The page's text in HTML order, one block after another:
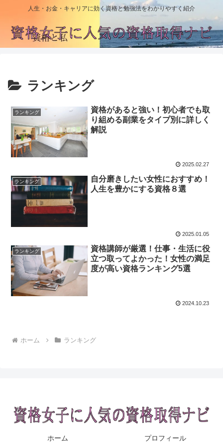
人生・お金・キャリアに効く資格と勉強法をわかりやすく紹介
ランキング
ランキング
資格があると強い！初心者でも取
り組める副業をタイプ別に詳しく
解説
2025.02.27
ランキング
自分磨きしたい女性におすすめ！
人生を豊かにする資格８選
2025.01.05
ランキング
資格講師が厳選！仕事・生活に役
立つ取ってよかった！女性の満足
度が高い資格ランキング5選
2024.10.23
ホーム ランキング
ホーム プロフィール